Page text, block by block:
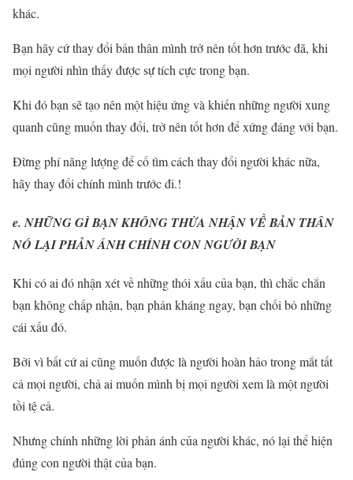
khác.
Bạn hãy cứ thay đổi bản thân mình trở nên tốt hơn trước đã, khi
mọi người nhìn thấy được sự tích cực trong bạn.
Khi đó bạn sẽ tạo nên một hiệu ứng và khiến những người xung
quanh cũng muốn thay đổi, trở nên tốt hơn để xứng đáng với bạn.
Đừng phí năng lượng để cố tìm cách thay đổi người khác nữa,
hãy thay đổi chính mình trước đi.!
e. NHỮNG GÌ BẠN KHÔNG THỪA NHẬN VỀ BẢN THÂN
NÓ LẠI PHẢN ÁNH CHÍNH CON NGƯỜI BẠN
Khi có ai đó nhận xét về những thói xấu của bạn, thì chắc chắn
bạn không chấp nhận, bạn phản kháng ngay, bạn chối bỏ những
cái xấu đó.
Bởi vì bất cứ ai cũng muốn được là người hoàn hảo trong mắt tất
cả mọi người, chả ai muốn mình bị mọi người xem là một người
tồi tệ cả.
Nhưng chính những lời phản ánh của người khác, nó lại thể hiện
đúng con người thật của bạn.